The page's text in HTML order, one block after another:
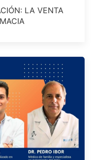
LA VENTA